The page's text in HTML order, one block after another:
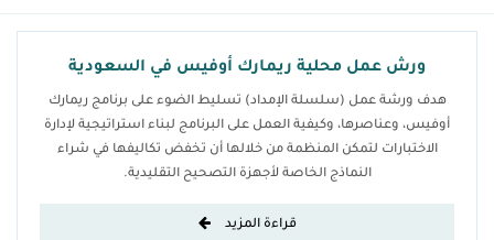
ورش عمل محلية ريمارك أوفيس في السعودية
هدف ورشة عمل (سلسلة الإمداد) تسليط الضوء على برنامج ريمارك
أوفيس، وعناصرها، وكيفية العمل على البرنامج لبناء استراتيجية لإدارة
الاختبارات لتمكن المنظمة من خلالها أن تخفض تكاليفها في شراء
النماذج الخاصة لأجهزة التصحيح التقليدية.
قراءة المزيد